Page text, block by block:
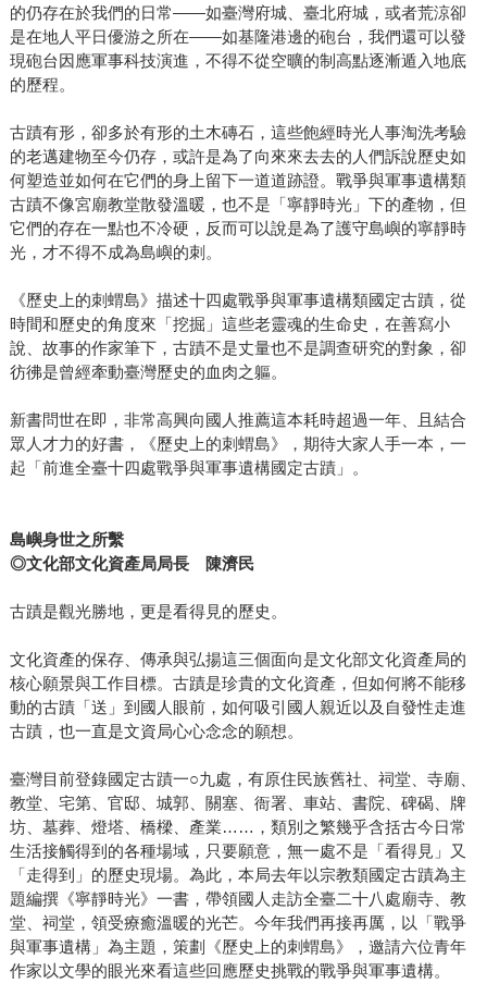
的仍存在於我們的日常——如臺灣府城、臺北府城，或者荒涼卻
是在地人平日優游之所在——如基隆港邊的砲台，我們還可以發
現砲台因應軍事科技演進，不得不從空曠的制高點逐漸遁入地底
的歷程。
古蹟有形，卻多於有形的土木磚石，這些飽經時光人事淘洗考驗
的老邁建物至今仍存，或許是為了向來來去去的人們訴說歷史如
何塑造並如何在它們的身上留下一道道跡證。戰爭與軍事遺構類
古蹟不像宮廟教堂散發溫暖，也不是「寧靜時光」下的產物，但
它們的存在一點也不冷硬，反而可以說是為了護守島嶼的寧靜時
光，才不得不成為島嶼的刺。
《歷史上的刺蝟島》描述十四處戰爭與軍事遺構類國定古蹟，從
時間和歷史的角度來「挖掘」這些老靈魂的生命史，在善寫小
說、故事的作家筆下，古蹟不是丈量也不是調查研究的對象，卻
彷彿是曾經牽動臺灣歷史的血肉之軀。
新書問世在即，非常高興向國人推薦這本耗時超過一年、且結合
眾人才力的好書，《歷史上的刺蝟島》，期待大家人手一本，一
起「前進全臺十四處戰爭與軍事遺構國定古蹟」。
島嶼身世之所繫
◎文化部文化資產局局長 陳濟民
古蹟是觀光勝地，更是看得見的歷史。
文化資產的保存、傳承與弘揚這三個面向是文化部文化資產局的
核心願景與工作目標。古蹟是珍貴的文化資產，但如何將不能移
動的古蹟「送」到國人眼前，如何吸引國人親近以及自發性走進
古蹟，也一直是文資局心心念念的願想。
臺灣目前登錄國定古蹟一○九處，有原住民族舊社、祠堂、寺廟、
教堂、宅第、官邸、城郭、關塞、衙署、車站、書院、碑碣、牌
坊、墓葬、燈塔、橋樑、產業……，類別之繁幾乎含括古今日常
生活接觸得到的各種場域，只要願意，無一處不是「看得見」又
「走得到」的歷史現場。為此，本局去年以宗教類國定古蹟為主
題編撰《寧靜時光》一書，帶領國人走訪全臺二十八處廟寺、教
堂、祠堂，領受療癒溫暖的光芒。今年我們再接再厲，以「戰爭
與軍事遺構」為主題，策劃《歷史上的刺蝟島》，邀請六位青年
作家以文學的眼光來看這些回應歷史挑戰的戰爭與軍事遺構。